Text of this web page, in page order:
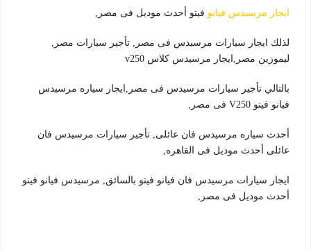
ايجار مرسيدس فيانو فيتو أحدث موديل فى مصر,
لذلك ايجار سيارات مرسيدس فى مصر, تأجير سيارات مصر,
ليموزين مصر,ايجار مرسيدس كلاس v250
بالتالي تأجير سيارات مرسيدس فى مصر,ايجار سياره مرسيدس
فيانو فيتو V250 فى مصر,
أحدث سياره مرسيدس فان عائلى, تأجير سيارات مرسيدس فان
عائلى أحدث موديل فى القاهره,
ايجار سيارات مرسيدس فان فيانو فيتو بالسائق, مرسيدس فيانو فيتو
أحدث موديل فى مصر,